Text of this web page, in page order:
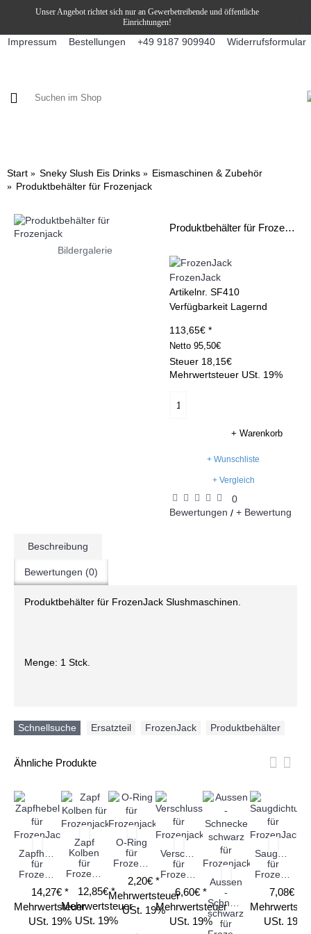
Unser Angebot richtet sich nur an Gewerbetreibende und öffentliche
Einrichtungen!
Impressum Bestellungen +49 9187 909940 Widerrufsformular
Start Sneky Slush Eis Drinks
Eismaschinen & Zubehör
Produktbehälter für Frozenjack
Bildergalerie
Produktbehälter für Frozenjack
FrozenJack
Artikelnr. SF410
Verfügbarkeit Lagernd
113,65€ *
Netto 95,50€
Steuer 18,15€
Mehrwertsteuer USt. 19%
+ Warenkorb
+ Wunschliste
+ Vergleich
0
Bewertungen / + Bewertung
Beschreibung
Bewertungen (0)
Produktbehälter für FrozenJack Slushmaschinen.
Menge: 1 Stck.
Schnellsuche Ersatzteil FrozenJack Produktbehälter
Ähnliche Produkte
Zapfhebel
für
14,27€ *
Mehrwertsteuer
USt. 19%
Zapf
Kolben
für
Frozenjack
12,85€ *
Mehrwertsteuer
USt. 19%
O-Ring
für
Frozenjack
2,20€ *
Mehrwertsteuer
USt. 19%
Verschlusskappe
für
Frozenjack
6,60€ *
Mehrwertsteuer
USt. 19%
Aussen
-
Schnecke
schwarz
für
für
FrozenJack
7,08€ *
USt. 19%